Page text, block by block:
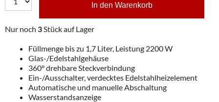
In den Warenkorb
Nur noch 3Stück auf Lager
Füllmenge bis zu 1,7 Liter, Leistung 2200 W
Glas-/Edelstahlgehäuse
360° drehbare Steckverbindung
Ein-/Ausschalter, verdecktes Edelstahlheizelement
Automatische und manuelle Abschaltung
Wasserstandsanzeige